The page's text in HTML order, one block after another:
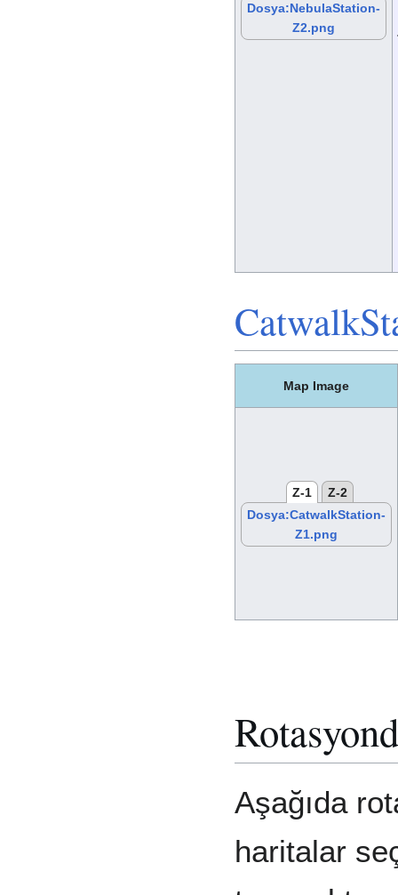
Dosya:NebulaStation-
Z2.png
Map Image
Z-1
Z-2
Dosya:CatwalkStation-
Z1.png
Aşağıda
haritalar